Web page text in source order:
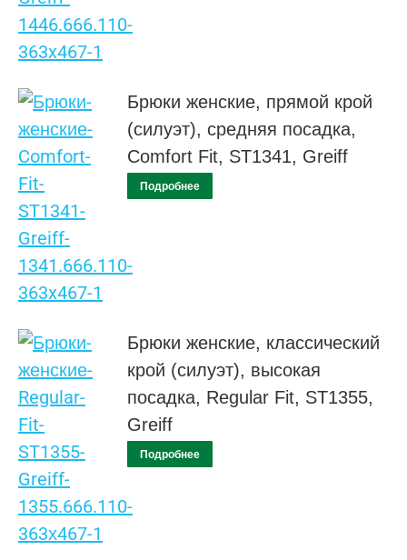
Брюки женские, прямой крой
(силуэт), средняя посадка,
Comfort Fit, ST1341, Greiff
Подробнее
Брюки женские, классический
крой (силуэт), высокая
посадка, Regular Fit, ST1355,
Greiff
Подробнее